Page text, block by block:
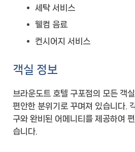
세탁 서비스
웰컴 음료
컨시어지 서비스
객실 정보
브라운도트 호텔 구포점의 모든 객
편안한 분위기로 꾸며져 있습니다.
구와 완비된 어메니티를 제공하여
습니다.